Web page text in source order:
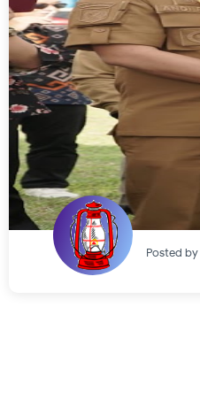
Posted by